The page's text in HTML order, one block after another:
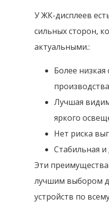
У ЖК-дисплеев
сильных сторон,
актуальными.:
Более низкая
производства
Лучшая
яркого
Нет риска
Стабильная
Эти
лучшим выбором
устройств по